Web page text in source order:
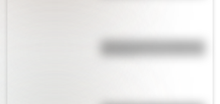
Caligrama: qué es, su historia y